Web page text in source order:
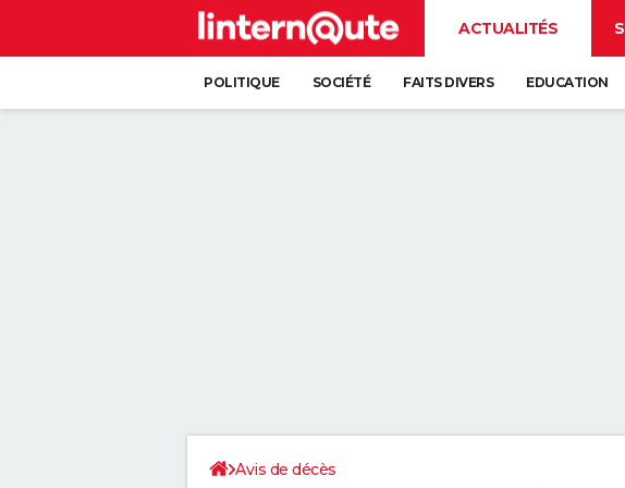
ACTUALITÉS
POLITIQUE SOCIÉTÉ FAITS DIVERS EDUCATION
Avis de décès